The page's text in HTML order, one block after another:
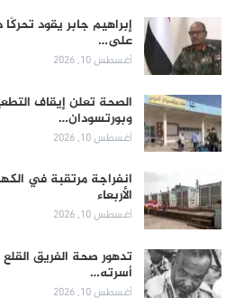
على…
أغسطس 10, 2026
الصحة تعلن إيقاف
وبورتسودان…
أغسطس 10, 2026
انفراجة مرتقبة في
الأربعاء
أغسطس 10, 2026
تدهور صحة الفريق القلع
أسرته…
أغسطس 10, 2026